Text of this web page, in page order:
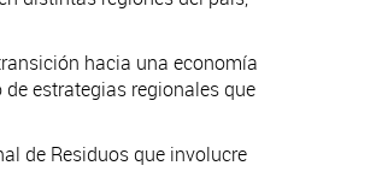
hacia una economía
estrategias regionales que
de Residuos que involucre